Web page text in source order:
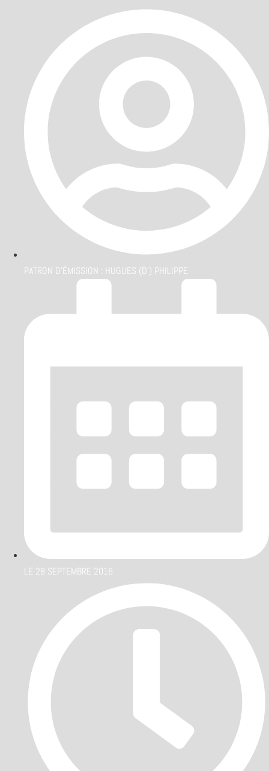
PATRON D'ÉMISSION : HUGUES (D') PHILIPPE
LE 28 SEPTEMBRE 2016